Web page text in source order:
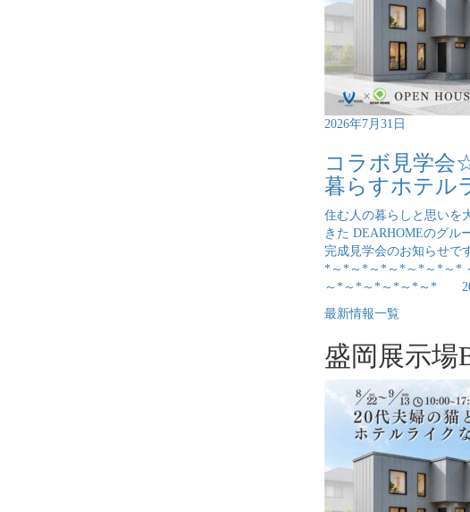
2026年7月31日
コラボ見学会
暮らすホテル
住む人の暮らしと思いを
きた DEARHOMEのグル
完成見学会のお知らせ
*～*～*～*～*～*～*～*
～*～*～*～*～*～*
最新情報一覧
盛岡展示場